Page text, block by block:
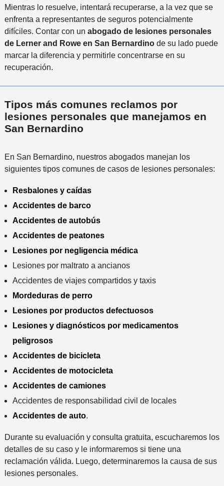
Mientras lo resuelve, intentará recuperarse, a la vez que se
enfrenta a representantes de seguros potencialmente
difíciles. Contar con un abogado de lesiones personales
de Lerner and Rowe en San Bernardinode su lado puede
marcar la diferencia y permitirle concentrarse en su
recuperación.
Tipos más comunes reclamos por
lesiones personales que manejamos en
San Bernardino
En San Bernardino, nuestros abogados manejan los
siguientes tipos comunes de casos de lesiones personales:
Resbalones y caídas
Accidentes de barco
Accidentes de autobús
Accidentes de peatones
Lesiones por negligencia médica
Lesiones por maltrato a ancianos
Accidentes de viajes compartidos y taxis
Mordeduras de perro
Lesiones por productos defectuosos
Lesiones y diagnósticos por medicamentos
peligrosos
Accidentes de bicicleta
Accidentes de motocicleta
Accidentes de camiones
Accidentes de responsabilidad civil de locales
Accidentes de auto.
Durante su evaluación y consulta gratuita, escucharemos los
detalles de su caso y le informaremos si tiene una
reclamación válida. Luego, determinaremos la causa de sus
lesiones personales.